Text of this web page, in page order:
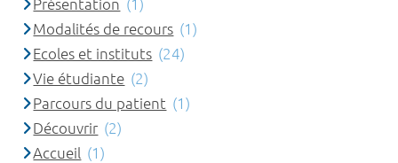
Présentation (1)
Modalités de recours (1)
Ecoles et instituts (24)
Vie étudiante (2)
Parcours du patient (1)
Découvrir (2)
Accueil (1)